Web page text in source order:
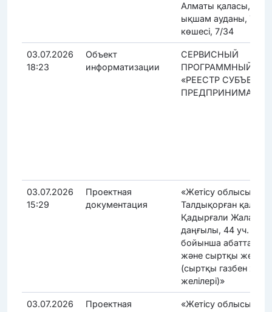
Алматы қаласы,
ықшам ауданы,
көшесі, 7/34
03.07.2026
18:23
Объект
информатизации
СЕРВИСНЫЙ
ПРОГРАММНЫЙ
«РЕЕСТР
03.07.2026
15:29
Проектная
документация
«Жетісу облысы,
Талдықорған қаласы,
Қадырғали
даңғылы, 44 уч.
бойынша
және сыртқы
(сыртқы газбен
желілері)»
03.07.2026
Проектная
«Жетісу облысы,